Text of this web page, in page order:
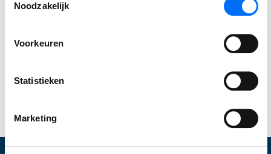
Noodzakelijk
Voorkeuren
Statistieken
Marketing
werkt en meer grip krijgt. Start vandaag je gratis
jouw bedrijf kan betekenen. Of
neem contact met